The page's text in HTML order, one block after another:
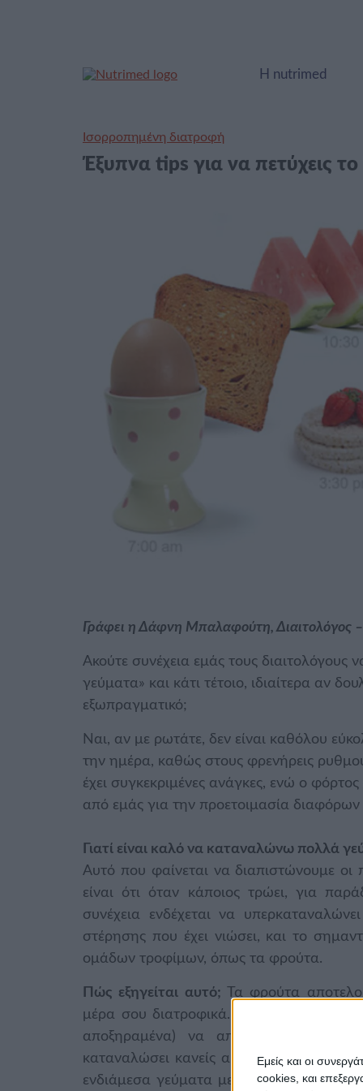
Εμείς και οι
cookies, και
Η nutrimed
Ισορροπημένη διατροφή
Έξυπνα tips για να πετύχεις
Γράφει η Δάφνη Μπαλαφούτη, Διαιτολόγος
Ακούτε συνέχεια εμάς τους διαιτολόγους
γεύματα» και κάτι τέτοιο, ιδιαίτερα αν
εξωπραγματικό;
Ναι, αν με ρωτάτε, δεν είναι καθόλου
την ημέρα, καθώς στους φρενήρεις
έχει συγκεκριμένες ανάγκες, ενώ ο
από εμάς για την προετοιμασία
Γιατί είναι καλό να καταναλώνω πολλά
Αυτό που φαίνεται να διαπιστώνουμε οι
είναι ότι όταν κάποιος τρώει, για
συνέχεια ενδέχεται να
στέρησης που έχει νιώσει, και το
ομάδων τροφίμων, όπως τα φρούτα.
Πώς εξηγείται αυτό; Τα φρούτα
μέρα σου διατροφικά. Με λίγα λόγια,
αποξηραμένα) να αποτελέσουν ένα
καταναλώσει κανείς αμέσως μετά το
ενδιάμεσα γεύματα μεταξύ των κύριων